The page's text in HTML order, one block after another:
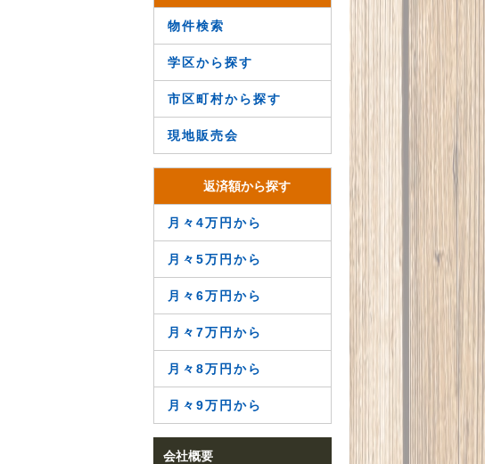
物件検索
学区から探す
市区町村から探す
現地販売会
返済額から探す
月々4万円から
月々5万円から
月々6万円から
月々7万円から
月々8万円から
月々9万円から
会社概要